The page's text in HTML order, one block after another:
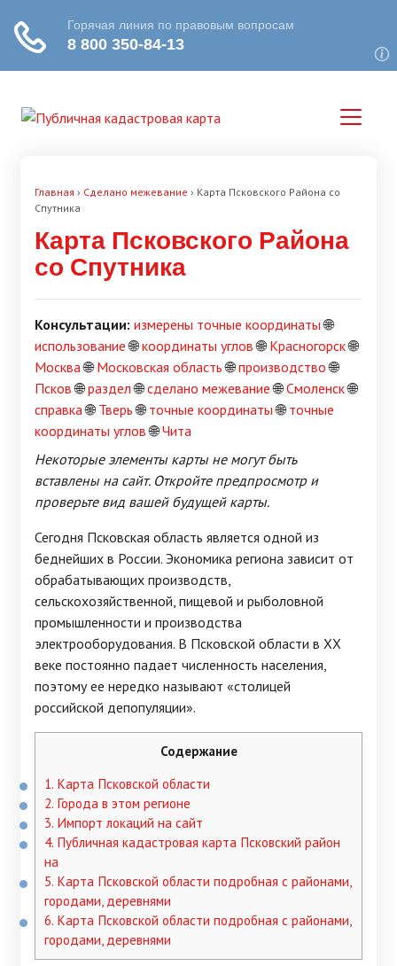
Главная › Сделано межевание › Карта Псковского Района со
Спутника
Карта Псковского Района
со Спутника
Консультации: измерены точные координаты🌐
использование🌐координаты углов🌐Красногорск🌐
Москва🌐Московская область🌐производство🌐
Псков🌐раздел🌐сделано межевание🌐Смоленск🌐
справка🌐Тверь🌐точные координаты🌐точные
координаты углов🌐Чита
Некоторые элементы карты не могут быть
вставлены на сайт. Откройте предпросмотр и
проверьте вид вашей будущей карты.
Сегодня Псковская область является одной из
беднейших в России. Экономика региона зависит от
обрабатывающих производств,
сельскохозяйственной, пищевой и рыболовной
промышленности и производства
электрооборудования. В Псковской области в XX
веке постоянно падает численность населения,
поэтому ее нередко называют «столицей
российской депопуляции».
Содержание
1. Карта Псковской области
2. Города в этом регионе
3. Импорт локаций на сайт
4. Публичная кадастровая карта Псковский район
на
5. Карта Псковской области подробная с районами,
городами, деревнями
6. Карта Псковской области подробная с районами,
городами, деревнями